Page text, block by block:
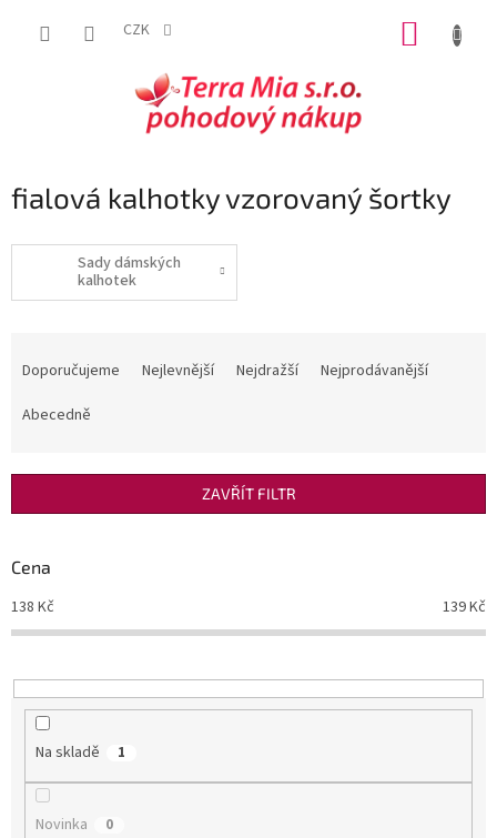
CZK
fialová kalhotky vzorovaný šortky
Sady dámských
kalhotek
r
d
k
t
Doporučujeme Nejlevnější Nejdražší
Nejprodávanější
Abecedně
ZAVŘÍT FILTR
Cena
138 Kč 139Kč
Na skladě 1
Novinka 0